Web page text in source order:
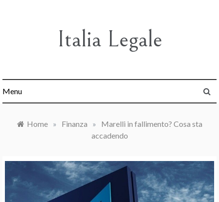
Italia Legale
Menu
Home » Finanza »
Marelli in fallimento? Cosa sta
accadendo